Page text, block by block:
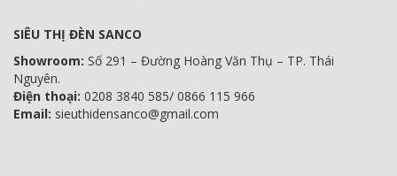
SIÊU THỊ ĐÈN SANCO
Showroom: Số 291 – Đường Hoàng Văn Thụ – TP. Thái
Nguyên.
Điện thoại: 0208 3840 585/ 0866 115 966
Email: sieuthidensanco@gmail.com